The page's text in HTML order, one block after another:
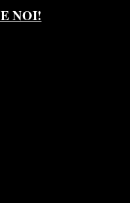
NOI!